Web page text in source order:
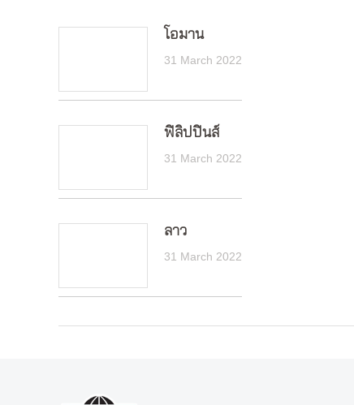
โอมาน
31 March 2022
ฟิลิปปินส์
31 March 2022
ลาว
31 March 2022